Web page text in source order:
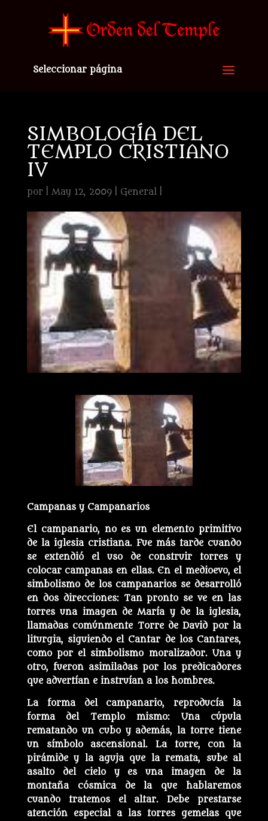
Seleccionar página
SIMBOLOGÍA DEL
TEMPLO CRISTIANO
IV
por May 12, 2009| General|
Campanas y Campanarios
El campanario, no es un elemento primitivo
de la iglesia cristiana. Fue más tarde cuando
se extendió el uso de construir torres y
colocar campanas en ellas. En el medioevo, el
simbolismo de los campanarios se desarrolló
en dos direcciones: Tan pronto se ve en las
torres una imagen de María y de la iglesia,
llamadas comúnmente Torre de David por la
liturgia, siguiendo el Cantar de los Cantares,
como por el simbolismo moralizador. Una y
otro, fueron asimiladas por los predicadores
que advertían e instruían a los hombres.
La forma del campanario, reproducía la
forma del Templo mismo: Una cúpula
rematando un cubo y además, la torre tiene
un símbolo ascensional. La torre, con la
pirámide y la aguja que la remata, sube al
asalto del cielo y es una imagen de la
montaña cósmica de la que hablaremos
cuando tratemos el altar. Debe prestarse
atención especial a las torres gemelas que